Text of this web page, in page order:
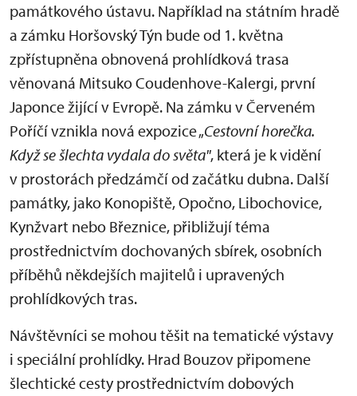
památkového ústavu. Například na státním hradě
a zámku Horšovský Týn bude od 1. května
zpřístupněna obnovená prohlídková trasa
věnovaná Mitsuko Coudenhove-Kalergi, první
Japonce žijící v Evropě. Na zámku v Červeném
Poříčí vznikla nová expozice „Cestovní horečka.
Když se šlechta vydala do světa", která je k vidění
v prostorách předzámčí od začátku dubna. Další
památky, jako Konopiště, Opočno, Libochovice,
Kynžvart nebo Březnice, přibližují téma
prostřednictvím dochovaných sbírek, osobních
příběhů někdejších majitelů i upravených
prohlídkových tras.
Návštěvníci se mohou těšit na tematické výstavy
i speciální prohlídky. Hrad Bouzov připomene
šlechtické cesty prostřednictvím dobových